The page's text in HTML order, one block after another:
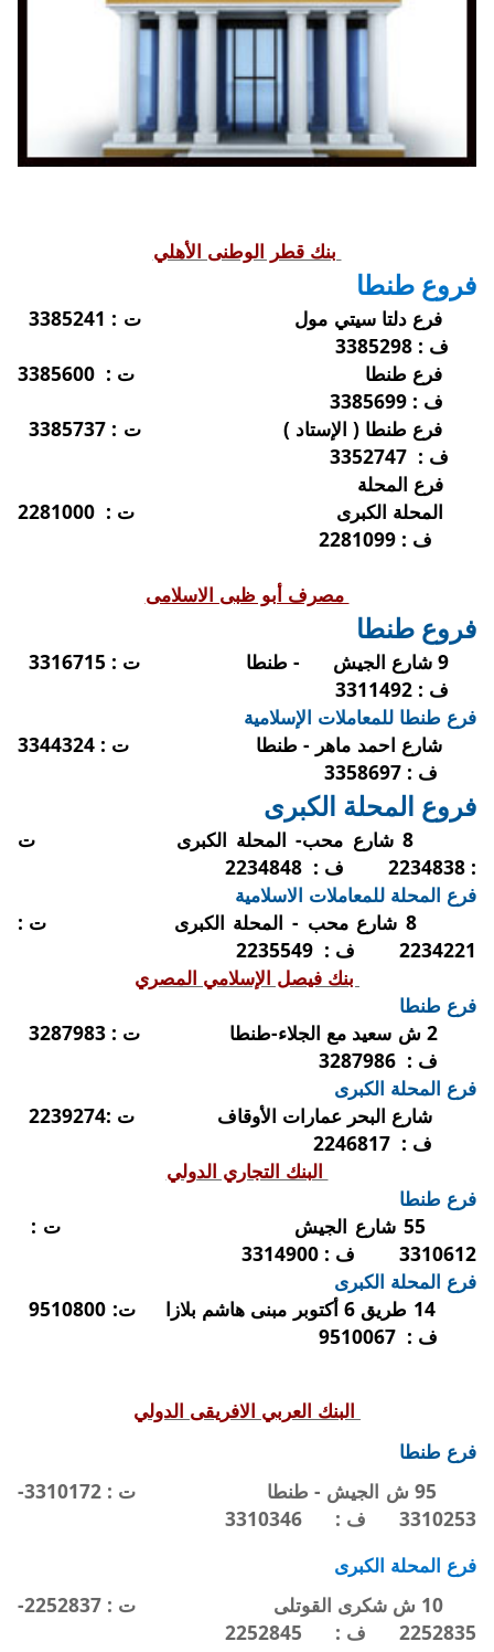
بنك قطر الوطنى الأهلي
فروع طنطا
فرع دلتا سيتي مول ت : 3385241
ف : 3385298
فرع طنطا
ت : 3385600
ف : 3385699
فرع طنطا ( الإستاد )
ت : 3385737
ف : 3352747
فرع المحلة
المحلة الكبرى
ت : 2281000
ف : 2281099
مصرف أبو ظبى الاسلامى
فروع طنطا
9 شارع الجيش - طنطا ت : 3316715
ف : 3311492
فرع طنطا للمعاملات الإسلامية
شارع احمد ماهر - طنطا
ت : 3344324
ف : 3358697
فروع المحلة الكبرى
8 شارع محب- المحلة الكبرى
ت
:
2234838 ف : 2234848
فرع المحلة للمعاملات الاسلامية
ت :
2234221
ف : 2235549
بنك فيصل الإسلامي المصري
فرع طنطا
2 ش سعيد مع الجلاء-طنطا
ت : 3287983
ف : 3287986
فرع المحلة الكبرى
شارع البحر عمارات الأوقاف
ت :2239274
ف : 2246817
البنك التجاري الدولي
فرع طنطا
ت :
3310612
ف : 3314900
فرع المحلة الكبرى
14 طريق 6 أكتوبر مبنى هاشم بلازا
ت: 9510800
ف : 9510067
البنك العربي الافريقى الدولي
فرع طنطا
ت : 3310172-
3310253
ف :
3310346
فرع المحلة الكبرى
ت : 2252837-
2252835
ف :
2252845